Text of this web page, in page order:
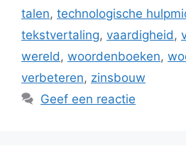
talen, technologische
tekstvertaling, vaardigheid ,
wereld , woordenboeken,
verbeteren, zinsbouw
Geef een reactie